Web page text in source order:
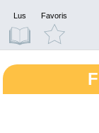
Lus Favoris